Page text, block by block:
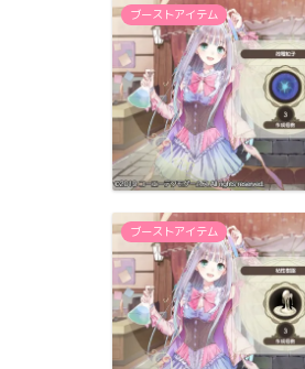
ブーストアイテム
ブーストアイテム